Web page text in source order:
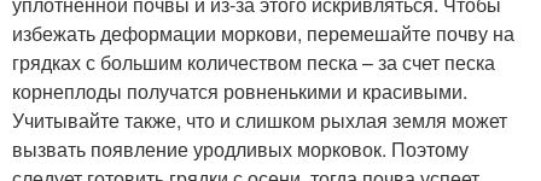
избежать деформации моркови, перемешайте почву на
грядках с большим количеством песка – за счет песка
корнеплоды получатся ровненькими и красивыми.
Учитывайте также, что и слишком рыхлая земля может
вызвать появление уродливых морковок. Поэтому